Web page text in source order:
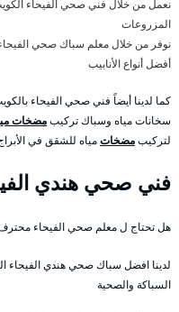
نعمل من خلال فني صحي الفيحاء
المزروعات
نوفر من خلال معلم سباك صحي
أفضل أنواع الأنابيب
كما لدينا أيضاً فني صحي الفيحاء
سخانات مياه وسباك تركيبمضخات
لتركيبمضخاتمياه للشقق في
فني صحي هندي
هل تحتاج ل معلم صحي الفيحاء
لدينا افضل سباك صحي هندي الفيحاء
السباكة والصحية